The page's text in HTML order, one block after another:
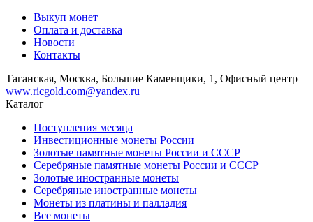
Выкуп монет
Оплата и доставка
Новости
Контакты
Таганская, Москва, Большие Каменщики, 1, Офисный центр
www.ricgold.com@yandex.ru
Каталог
Поступления месяца
Инвестиционные монеты России
Золотые памятные монеты России и СССР
Серебряные памятные монеты России и СССР
Золотые иностранные монеты
Серебряные иностранные монеты
Монеты из платины и палладия
Все монеты